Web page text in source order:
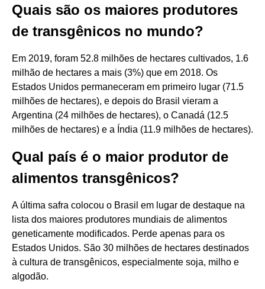
Quais são os maiores produtores
de transgênicos no mundo?
Em 2019, foram 52.8 milhões de hectares cultivados, 1.6
milhão de hectares a mais (3%) que em 2018. Os
Estados Unidos permaneceram em primeiro lugar (71.5
milhões de hectares), e depois do Brasil vieram a
Argentina (24 milhões de hectares), o Canadá (12.5
milhões de hectares) e a Índia (11.9 milhões de hectares).
Qual país é o maior produtor de
alimentos transgênicos?
A última safra colocou o Brasil em lugar de destaque na
lista dos maiores produtores mundiais de alimentos
geneticamente modificados. Perde apenas para os
Estados Unidos. São 30 milhões de hectares destinados
à cultura de transgênicos, especialmente soja, milho e
algodão.